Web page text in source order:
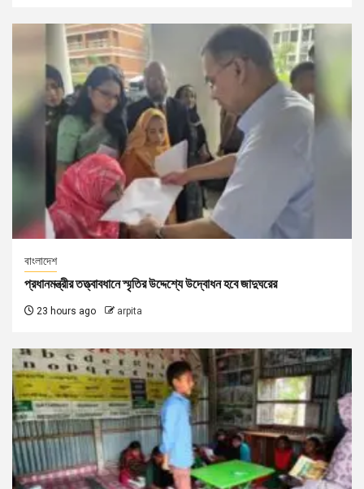
বাংলাদেশ
প্রধানমন্ত্রীর তত্ত্বাবধানে স্মৃতির উদ্দেশ্যে উদ্বোধন হবে জাদুঘরের
23 hours ago arpita